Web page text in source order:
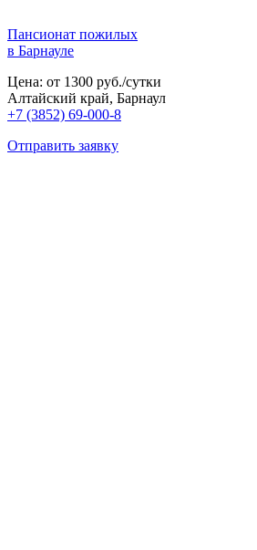
Пансионат пожилых
в Барнауле
Цена: от 1300 руб./сутки
Алтайский край, Барнаул
+7 (3852) 69-000-8
Отправить заявку